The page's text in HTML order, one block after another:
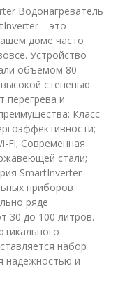
Водонагреватель
– это
доме часто
Устройство
объемом 80
степенью
перегрева и
Класс
Fi; Современная
стали;
SmartInverter –
приборов
ряде
30 до 100 литров.
набор
надежностью и